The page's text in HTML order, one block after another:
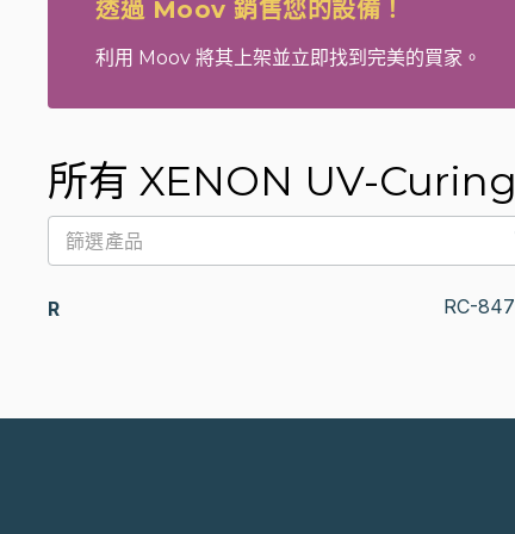
透過 Moov 銷售您的設備！
利用 Moov 將其上架並立即找到完美的買家。
所有 XENON UV-Curing
R RC-847